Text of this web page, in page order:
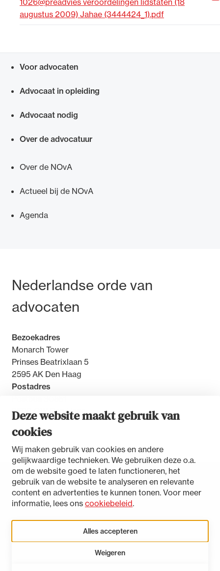
Deze website maakt gebruik van
cookies
Wij maken gebruik van cookies en andere
gelijkwaardige technieken. We gebruiken deze o.a.
om de website goed te laten functioneren, het
gebruik van de website te analyseren en relevante
content en advertenties te kunnen tonen. Voor meer
informatie, lees ons cookiebeleid.
Alles accepteren
Weigeren
1026@preadvies veroordelingen lidstaten (18
augustus 2009) Jahae (3444424_1).pdf
Voor advocaten
Advocaat in opleiding
Advocaat nodig
Over de advocatuur
Over de NOvA
Actueel bij de NOvA
Agenda
Bezoek- en postadres
Nederlandse orde van
advocaten
Bezoekadres
Monarch Tower
Prinses Beatrixlaan 5
2595 AK Den Haag
Postadres
2500 GW Den Haag
Toegankelijkheidsverklaring
Disclaimer
de advocatuur (Voda) en de Regeling op de
Ondersteuning voor advocaten bij hun
het rechtsgebiedenregister en